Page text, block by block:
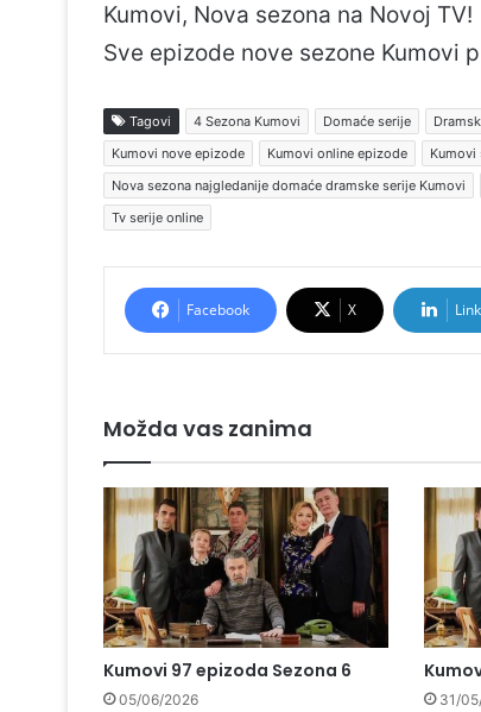
Kumovi, Nova sezona na Novoj TV!
Sve epizode nove sezone Kumovi
Tagovi 4 Sezona Kumovi Domaće serije
Kumovi nove epizode
Kumovi online epizode Kumovi
Nova sezona najgledanije domaće dramske serije Kumovi
Tv serije online
Facebook X
Možda vas zanima
Kumovi 97 epizoda Sezona 6
05/06/2026 31/